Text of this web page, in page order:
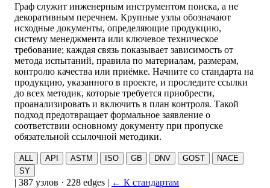
Граф служит инженерным инструментом поиска, а не
декоративным перечнем. Крупные узлы обозначают
исходные документы, определяющие продукцию,
систему менеджмента или ключевое техническое
требование; каждая связь показывает зависимость от
метода испытаний, правила по материалам, размерам,
контролю качества или приёмке. Начните со стандарта на
продукцию, указанного в проекте, и проследите ссылки
до всех методик, которые требуется приобрести,
проанализировать и включить в план контроля. Такой
подход предотвращает формальное заявление о
соответствии основному документу при пропуске
обязательной ссылочной методики.
ALL API ASTM ISO GB DNV GOST
NACE
SY
| 387 узлов · 228 edges | ← К стандартам